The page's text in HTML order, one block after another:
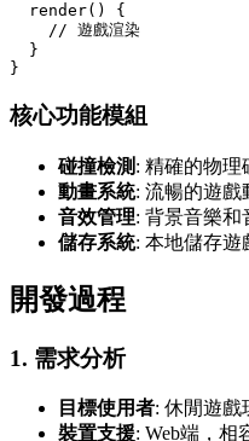
  render() {
    // 遊戲渲染
  }
核心功能模組
碰撞檢測 : 精確的物理
動畫系統: 流暢的遊戲
音效管理: 背景音樂和
儲存系統: 本地儲存遊
開發過程
1. 需求分析
目標使用者: 休閒遊戲
裝置支援: Web端，相